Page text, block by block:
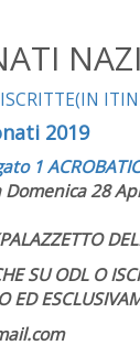
2019
1
Domenica 28
SU ODL O
ED